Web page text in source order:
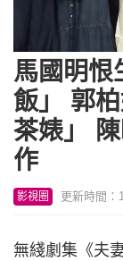
馬國明恨
飯」 郭
茶婊」
作
影視圈 更新時間：
無綫劇集《夫